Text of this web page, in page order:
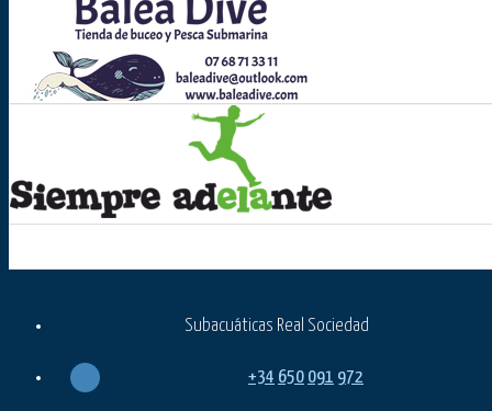
Subacuáticas Real Sociedad
+34 650 091 972